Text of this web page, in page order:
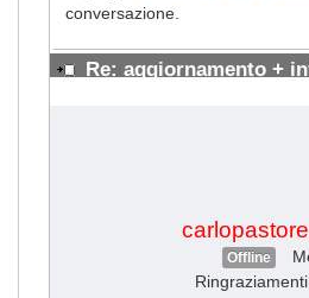
conversazione.
Re: aggiornamento +
carlopastore
Offline